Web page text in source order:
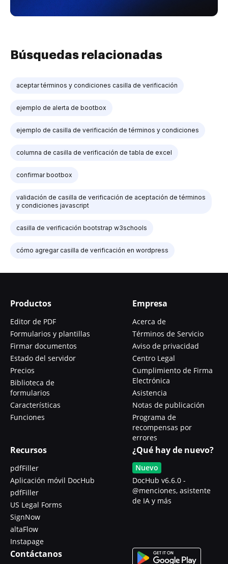
Búsquedas relacionadas
aceptar términos y condiciones casilla de verificación
ejemplo de alerta de bootbox
ejemplo de casilla de verificación de términos y condiciones
columna de casilla de verificación de tabla de excel
confirmar bootbox
validación de casilla de verificación de aceptación de términos
y condiciones javascript
casilla de verificación bootstrap w3schools
cómo agregar casilla de verificación en wordpress
Productos
Editor de PDF
Formularios y plantillas
Firmar documentos
Estado del servidor
Precios
Biblioteca de
formularios
Características
Funciones
Empresa
Acerca de
Términos de Servicio
Aviso de privacidad
Centro Legal
Cumplimiento de Firma
Electrónica
Asistencia
Notas de publicación
Programa de
recompensas por
errores
Recursos
pdfFiller
Aplicación móvil DocHub
pdfFiller
US Legal Forms
SignNow
altaFlow
Instapage
¿Qué hay de nuevo?
Nuevo
DocHub v6.6.0 -
@menciones, asistente
de IA y más
Contáctanos